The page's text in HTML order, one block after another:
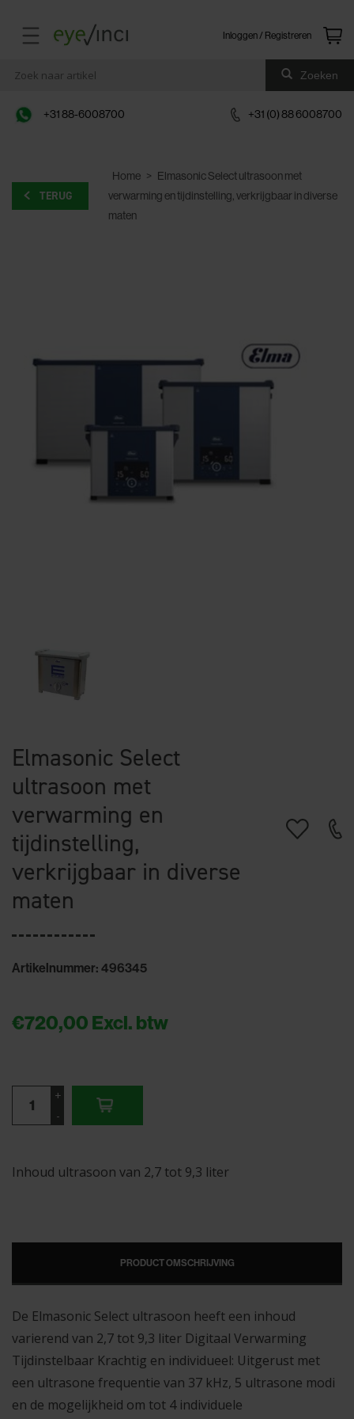
Inloggen / Registreren
Zoeken
+31 88-6008700 +31 (0) 88 6008700
TERUG
Home > Elmasonic Select ultrasoon met
verwarming en tijdinstelling, verkrijgbaar in diverse
maten
Elmasonic Select
ultrasoon met
verwarming en
tijdinstelling,
verkrijgbaar in diverse
maten
Artikelnummer: 496345
€720,00 Excl. btw
+
-
Inhoud ultrasoon van 2,7 tot 9,3 liter
PRODUCT OMSCHRIJVING
De Elmasonic Select ultrasoon heeft een inhoud
varierend van 2,7 tot 9,3 liter Digitaal Verwarming
Tijdinstelbaar Krachtig en individueel: Uitgerust met
een ultrasone frequentie van 37 kHz, 5 ultrasone modi
en de mogelijkheid om tot 4 individuele